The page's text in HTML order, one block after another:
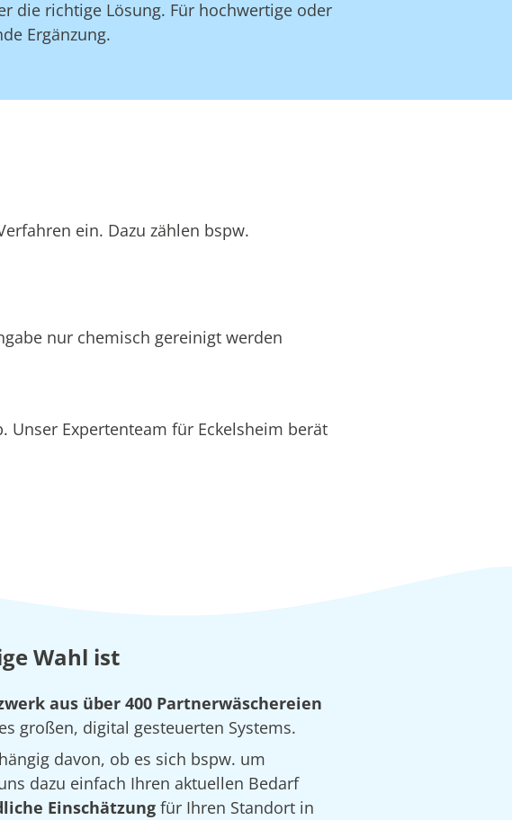
die richtige Lösung. Für hochwertige oder
Ergänzung.
ein. Dazu zählen bspw.
nur chemisch gereinigt werden
Expertenteam für Eckelsheim berät
Wahl ist
aus über 400 Partnerwäschereien
großen, digital gesteuerten Systems.
davon, ob es sich bspw. um
dazu einfach Ihren aktuellen Bedarf
Einschätzung für Ihren Standort in